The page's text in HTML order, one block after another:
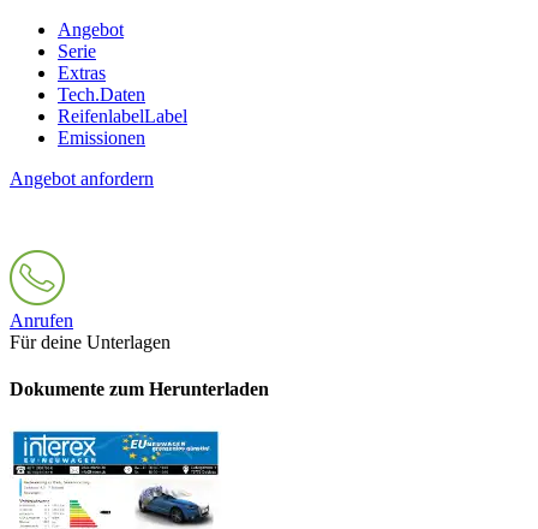
Angebot
Serie
Extras
Tech.Daten
ReifenlabelLabel
Emissionen
Angebot anfordern
Anrufen
Für deine Unterlagen
Dokumente zum Herunterladen